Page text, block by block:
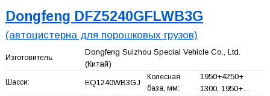
Dongfeng DFZ5240GFLWB3G
(автоцистерна для порошковых грузов)
Изготовитель:
Dongfeng Suizhou Special Vehicle Co., Ltd.
(Китай)
Шасси: EQ1240WB3GJ
Колесная
база, мм:
1950+4250+
1300, 1950+…